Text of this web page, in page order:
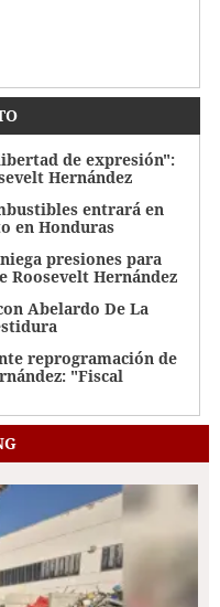
de expresión":
Hernández
entrará en
en Honduras
presiones para
Roosevelt Hernández
Abelardo De La
reprogramación de
"Fiscal